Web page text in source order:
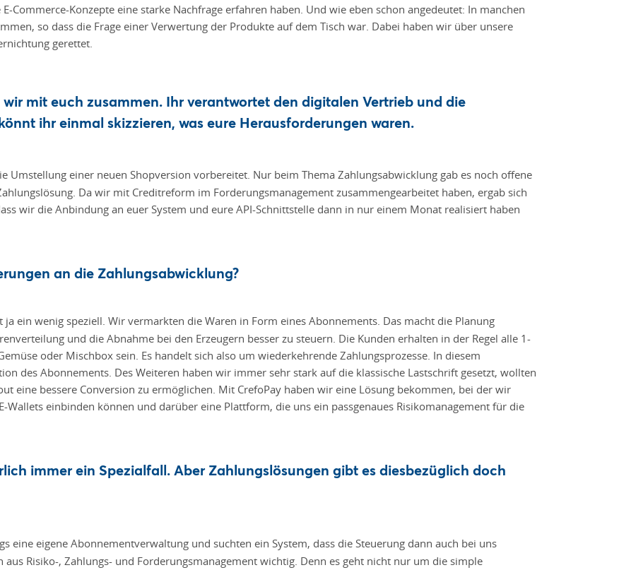
Commerce-Konzepte eine starke Nachfrage erfahren haben. Und wie eben schon angedeutet: In manchen
so dass die Frage einer Verwertung der Produkte auf dem Tisch war. Dabei haben wir über unsere
gerettet.
mit euch zusammen. Ihr verantwortet den digitalen Vertrieb und die
ihr einmal skizzieren, was eure Herausforderungen waren.
Umstellung einer neuen Shopversion vorbereitet. Nur beim Thema Zahlungsabwicklung gab es noch offene
Da wir mit Creditreform im Forderungsmanagement zusammengearbeitet haben, ergab sich
wir die Anbindung an euer System und eure API-Schnittstelle dann in nur einem Monat realisiert haben
an die Zahlungsabwicklung?
ja ein wenig speziell. Wir vermarkten die Waren in Form eines Abonnements. Das macht die Planung
und die Abnahme bei den Erzeugern besser zu steuern. Die Kunden erhalten in der Regel alle 1-
oder Mischbox sein. Es handelt sich also um wiederkehrende Zahlungsprozesse. In diesem
des Abonnements. Des Weiteren haben wir immer sehr stark auf die klassische Lastschrift gesetzt, wollten
eine bessere Conversion zu ermöglichen. Mit CrefoPay haben wir eine Lösung bekommen, bei der wir
einbinden können und darüber eine Plattform, die uns ein passgenaues Risikomanagement für die
immer ein Spezialfall. Aber Zahlungslösungen gibt es diesbezüglich doch
eine eigene Abonnementverwaltung und suchten ein System, dass die Steuerung dann auch bei uns
Risiko-, Zahlungs- und Forderungsmanagement wichtig. Denn es geht nicht nur um die simple